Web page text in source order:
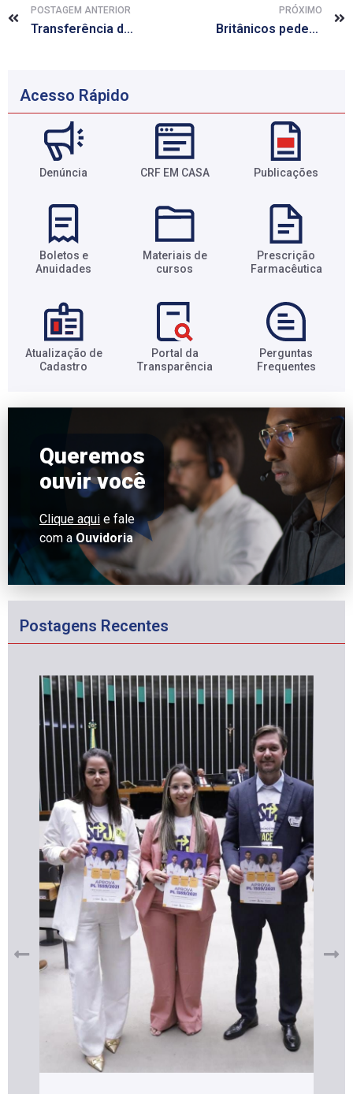
POSTAGEM ANTERIOR
Transferência de princípio ativo
PRÓXIMO
Britânicos pedem permissão para alterar genes de embriões humanos
Acesso Rápido
Denúncia CRF EM CASA Publicações
Boletos e
Anuidades​
Materiais de
cursos​
Prescrição
Farmacêutica​
Atualização de
Cadastro​
Portal da
Transparência​
Perguntas
Frequentes​
Queremos
ouvir você
Clique aqui e fale
com aOuvidoria
Postagens Recentes